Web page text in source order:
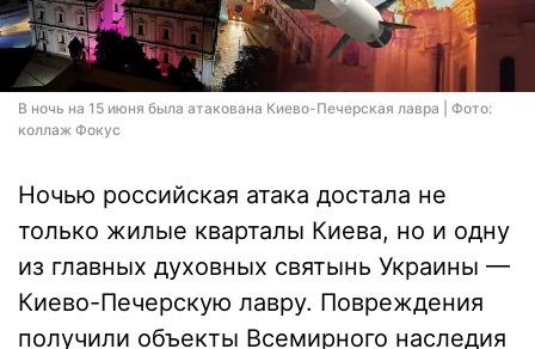
В ночь на 15 июня была атакована Киево-Печерская лавра | Фото:
коллаж Фокус
Ночью российская атака достала не
только жилые кварталы Киева, но и одну
из главных духовных святынь Украины —
Киево-Печерскую лавру. Повреждения
получили объекты Всемирного наследия